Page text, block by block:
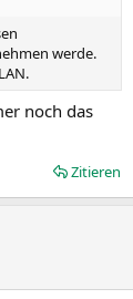
werde.
noch das
Zitieren